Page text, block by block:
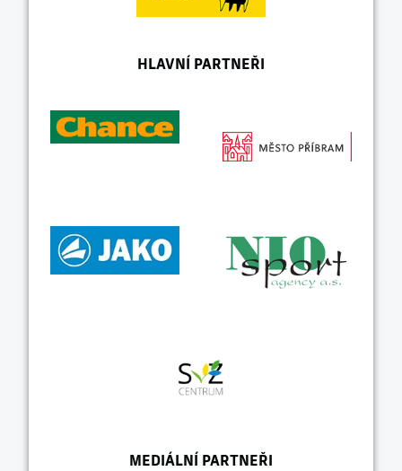
HLAVNÍ PARTNEŘI
MEDIÁLNÍ PARTNEŘI